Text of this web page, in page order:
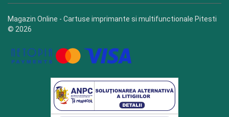
Magazin Online - Cartuse imprimante si multifunctionale Pitesti
© 2026